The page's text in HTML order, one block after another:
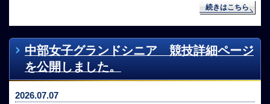
続きはこちら
中部女子グランドシニア 競技詳細ページ
を公開しました。
2026.07.07